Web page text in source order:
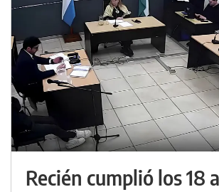
Recién cumplió los 18